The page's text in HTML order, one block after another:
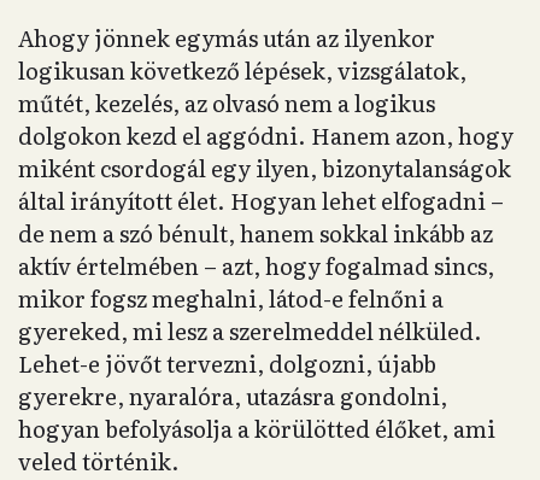
Ahogy jönnek egymás után az ilyenkor
logikusan következő lépések, vizsgálatok,
műtét, kezelés, az olvasó nem a logikus
dolgokon kezd el aggódni. Hanem azon, hogy
miként csordogál egy ilyen, bizonytalanságok
által irányított élet. Hogyan lehet elfogadni –
de nem a szó bénult, hanem sokkal inkább az
aktív értelmében – azt, hogy fogalmad sincs,
mikor fogsz meghalni, látod-e felnőni a
gyereked, mi lesz a szerelmeddel nélküled.
Lehet-e jövőt tervezni, dolgozni, újabb
gyerekre, nyaralóra, utazásra gondolni,
hogyan befolyásolja a körülötted élőket, ami
veled történik.